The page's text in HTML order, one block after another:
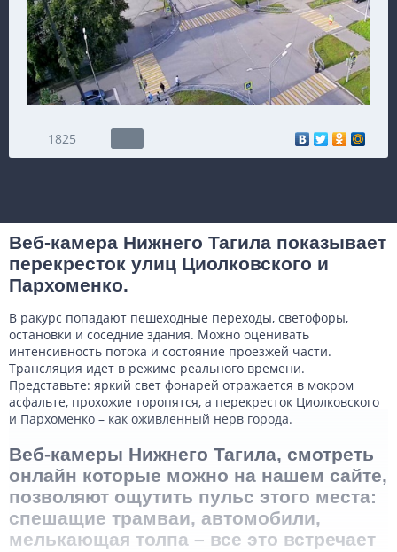
1825
Веб-камера Нижнего Тагила показывает
перекресток улиц Циолковского и
Пархоменко.
В ракурс попадают пешеходные переходы, светофоры,
остановки и соседние здания. Можно оценивать
интенсивность потока и состояние проезжей части.
Трансляция идет в режиме реального времени.
Представьте: яркий свет фонарей отражается в мокром
асфальте, прохожие торопятся, а перекресток Циолковского
и Пархоменко – как оживленный нерв города.
Веб-камеры Нижнего Тагила, смотреть
онлайн которые можно на нашем сайте,
позволяют ощутить пульс этого места:
спешащие трамваи, автомобили,
мелькающая толпа – все это встречает